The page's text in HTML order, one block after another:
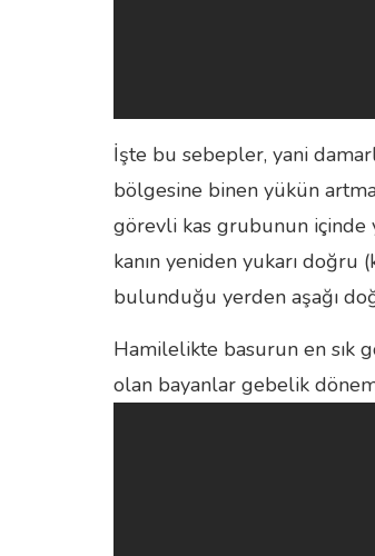
İşte bu sebepler, yani
bölgesine binen yükün
görevli kas grubunun içinde
kanın yeniden yukarı doğru
bulunduğu yerden aşağı
Hamilelikte basurun en sık
olan bayanlar gebelik